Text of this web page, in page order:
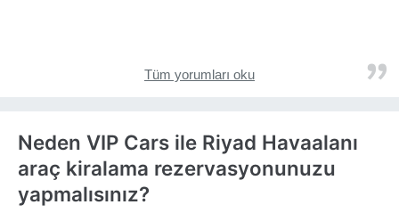
Tüm yorumları oku
Neden VIP Cars ile Riyad Havaalanı
araç kiralama rezervasyonunuzu
yapmalısınız?